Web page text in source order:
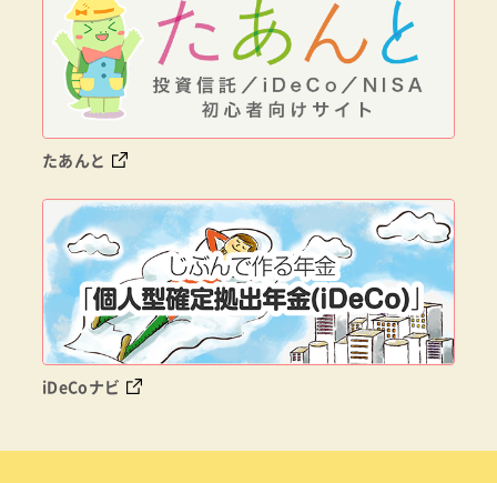
たあんと
iDeCoナビ